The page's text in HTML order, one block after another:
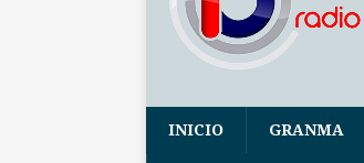
INICIO GRANMA